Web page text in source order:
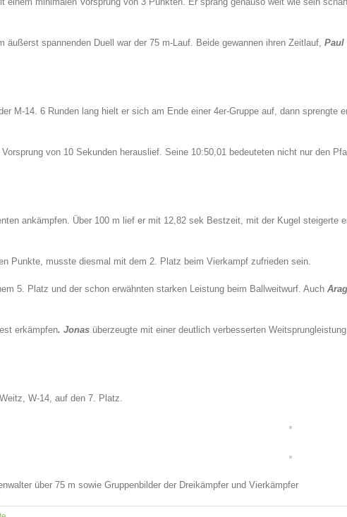
spannenden Duell war der 75 m-Lauf. Beide gewannen ihren Zeitlauf, Paul
M-14. 6 Runden lang hielt er sich am Ende einer 4er-Gruppe auf, dann sprengte
von 10 Sekunden herauslief. Seine 10:50,01 bedeuteten nicht nur den
ankämpfen. Über 100 m lief er mit 12,82 sek Bestzeit, mit der Kugel steigerte
Punkte, musste diesmal mit dem 2. Platz beim Vierkampf zufrieden sein.
5. Platz und der schon erwähnten starken Leistung beim Ballweitwurf. Auch
erkämpfen. Jonas überzeugte mit einer deutlich verbesserten
W-14, auf den 7. Platz.
über 75 m sowie Gruppenbilder der Dreikämpfer und Vierkämpfer